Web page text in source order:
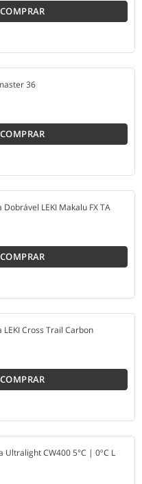
COMPRAR
36
COMPRAR
LEKI Makalu FX TA
COMPRAR
Cross Trail Carbon
COMPRAR
Ultralight CW400 5°C | 0ºC L